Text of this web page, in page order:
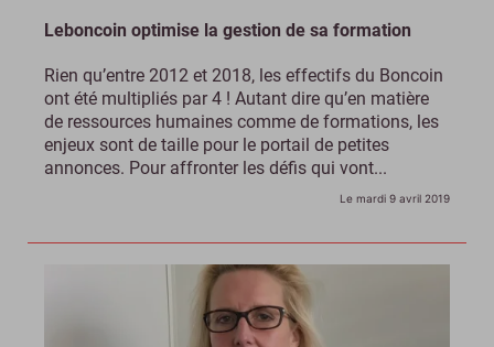
Leboncoin optimise la gestion de sa formation
Rien qu’entre 2012 et 2018, les effectifs du Boncoin
ont été multipliés par 4 ! Autant dire qu’en matière
de ressources humaines comme de formations, les
enjeux sont de taille pour le portail de petites
annonces. Pour affronter les défis qui vont...
Le mardi 9 avril 2019